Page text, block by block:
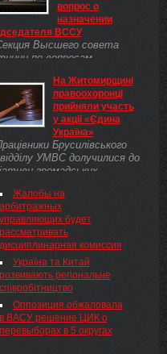
вопрос о
назначении
ВССУ
Высшего совета
по вопросам
Совета судей
судов о назначении
Солодкова на
председателя
специализированного
На Житомирщині
правоохоронці
прийняли участь
у акції «Єдина
Україна»
Брусилівського
УМВС долучилися до
громадських
акцію Єдина
розфарбувавши мости
місцевою річкою в
...
Жалобы на
арбитражных
управляющих будет
рассматривать
дисциплинарная комиссия
Україна та Китай
розвивають регіональне
співробітництво
Оппозиция обжаловала
в ВАСУ решение ЦИК о
перевыборах в 5 округах